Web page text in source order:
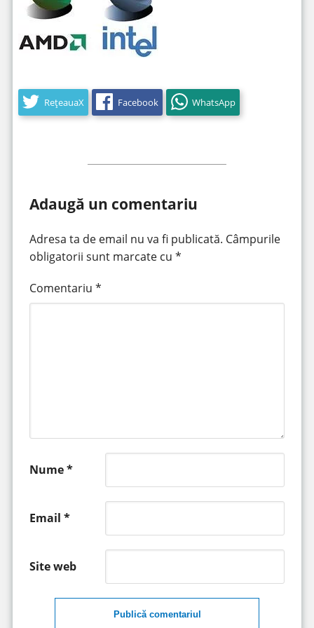
RețeauaX Facebook WhatsApp
Adaugă un comentariu
Adresa ta de email nu va fi publicată. Câmpurile
obligatorii sunt marcate cu *
Comentariu *
Nume*
Email *
Site web
Publică comentariul